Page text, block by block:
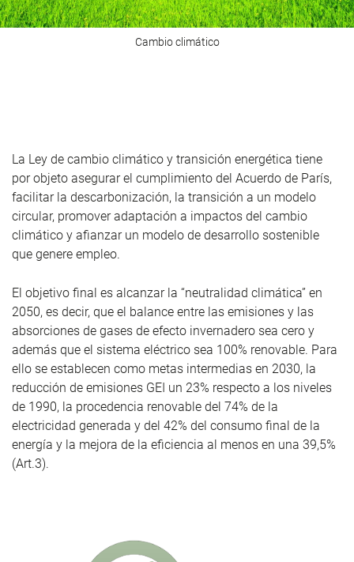
Cambio climático
La Ley de cambio climático y transición energética tiene
por objeto asegurar el cumplimiento del Acuerdo de París,
facilitar la descarbonización, la transición a un modelo
circular, promover adaptación a impactos del cambio
climático y afianzar un modelo de desarrollo sostenible
que genere empleo.
El objetivo final es alcanzar la “neutralidad climática” en
2050, es decir, que el balance entre las emisiones y las
absorciones de gases de efecto invernadero sea cero y
además que el sistema eléctrico sea 100% renovable. Para
ello se establecen como metas intermedias en 2030, la
reducción de emisiones GEI un 23% respecto a los niveles
de 1990, la procedencia renovable del 74% de la
electricidad generada y del 42% del consumo final de la
energía y la mejora de la eficiencia al menos en una 39,5%
(Art.3).